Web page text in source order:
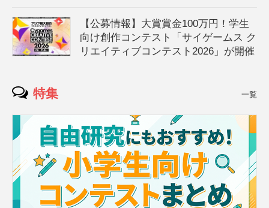
【公募情報】大賞賞金100万円！学生
向け創作コンテスト「サイゲームス ク
リエイティブコンテスト2026」が開催
特集 一覧